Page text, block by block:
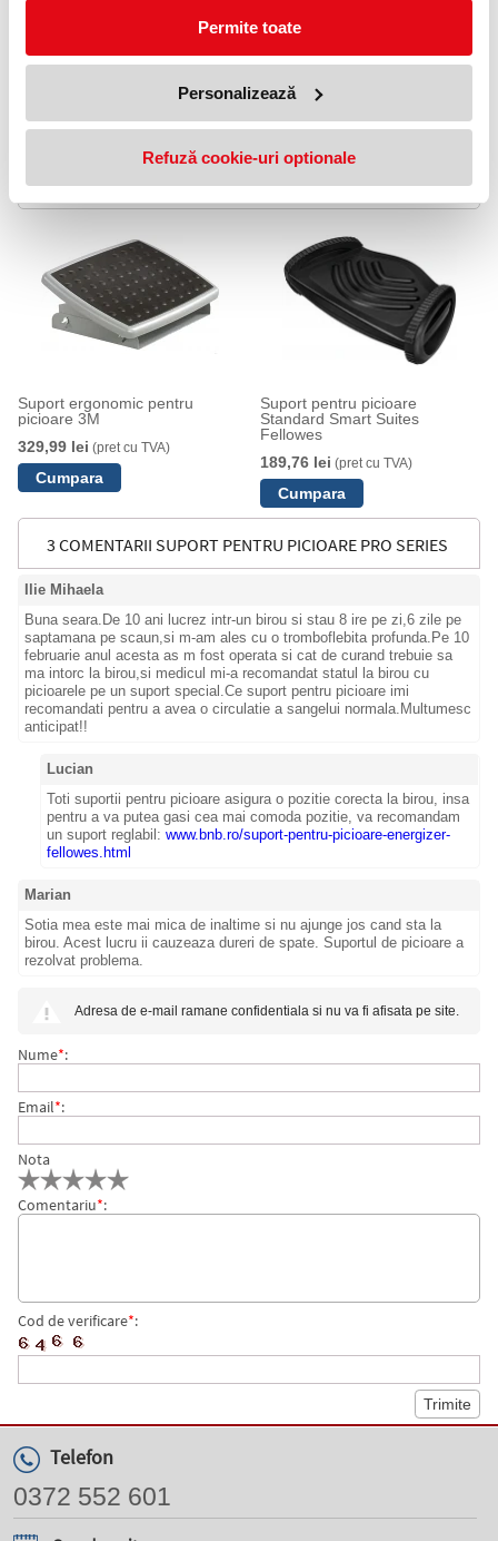
Permite toate
Personalizează
Refuză cookie-uri optionale
care previne tensiunea asupra spatelui.
PRODUSE SIMILARE
Suport ergonomic pentru
picioare 3M
329,99 lei (pret cu TVA)
Suport pentru picioare
Standard Smart Suites
Fellowes
189,76 lei (pret cu TVA)
3 COMENTARII SUPORT PENTRU PICIOARE PRO SERIES
ULTIMATE FELLOWES
Ilie Mihaela
Buna seara.De 10 ani lucrez intr-un birou si stau 8 ire pe zi,6 zile pe
saptamana pe scaun,si m-am ales cu o tromboflebita profunda.Pe 10
februarie anul acesta as m fost operata si cat de curand trebuie sa
ma intorc la birou,si medicul mi-a recomandat statul la birou cu
picioarele pe un suport special.Ce suport pentru picioare imi
recomandati pentru a avea o circulatie a sangelui normala.Multumesc
anticipat!!
Lucian
Toti suportii pentru picioare asigura o pozitie corecta la birou, insa
pentru a va putea gasi cea mai comoda pozitie, va recomandam
un suport reglabil:www.bnb.ro/suport-pentru-picioare-energizer-
fellowes.html
Marian
Sotia mea este mai mica de inaltime si nu ajunge jos cand sta la
birou. Acest lucru ii cauzeaza dureri de spate. Suportul de picioare a
rezolvat problema.
Adresa de e-mail ramane confidentiala si nu va fi afisata pe site.
Nume*:
Email*:
Nota
Comentariu*:
Cod de verificare*:
Telefon
0372 552 601